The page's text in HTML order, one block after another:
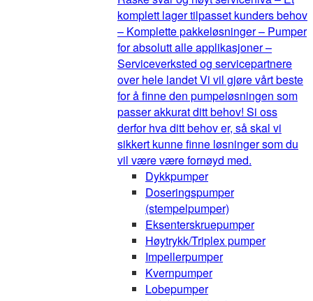
komplett lager tilpasset kunders behov
– Komplette pakkeløsninger – Pumper
for absolutt alle applikasjoner –
Serviceverksted og servicepartnere
over hele landet Vi vil gjøre vårt beste
for å finne den pumpeløsningen som
passer akkurat ditt behov! Si oss
derfor hva ditt behov er, så skal vi
sikkert kunne finne løsninger som du
vil være være fornøyd med.
Dykkpumper
Doseringspumper
(stempelpumper)
Eksenterskruepumper
Høytrykk/Triplex pumper
Impellerpumper
Kvernpumper
Lobepumper